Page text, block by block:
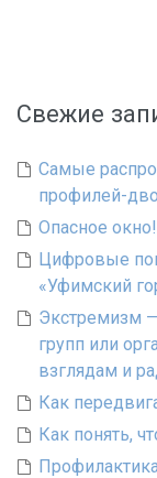
Свежие
Самые
профилей-
Опасное
Цифровые
«Уфимский
Экстремизм
групп или
взглядам и
Как
Как понять,